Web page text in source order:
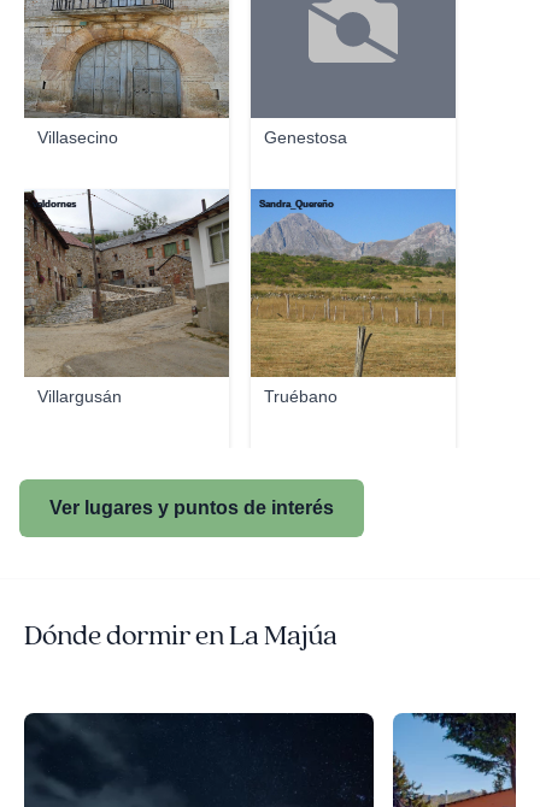
Villasecino Genestosa
Villargusán
valdornes
Truébano
Sandra_Quereño
Ver lugares y puntos de interés
Dónde dormir en La Majúa